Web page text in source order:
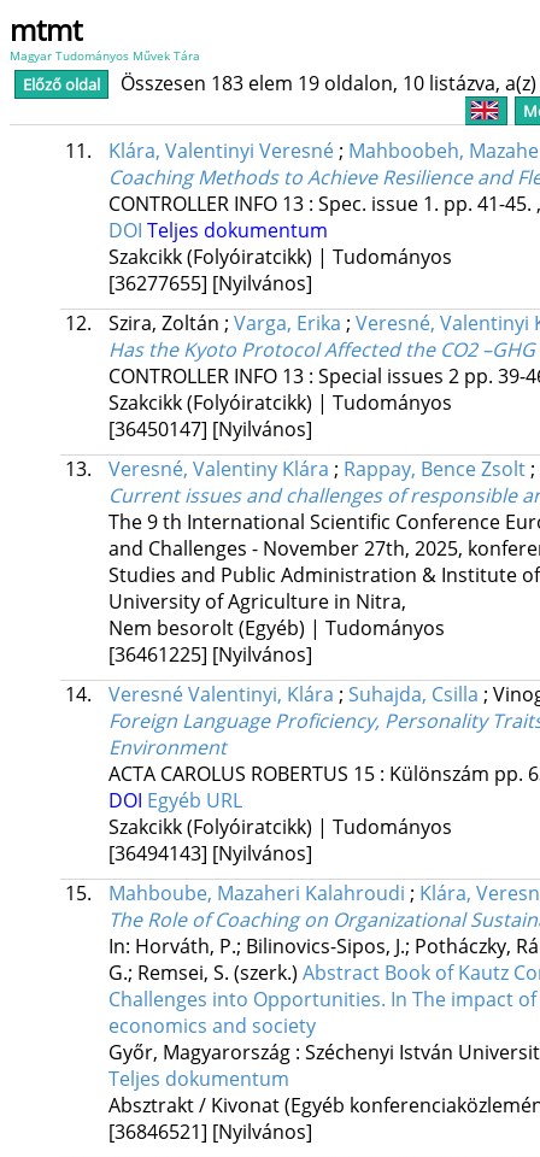
mtmt
Magyar Tudományos Művek Tára
Előző oldal Összesen 183 elem 19 oldalon, 10 listázva,
11. Klára, Valentinyi Veresné; Mahboobeh,
Coaching Methods to Achieve Resilience and
CONTROLLER INFO 13: Spec. issue 1. pp. 41-45.
DOI Teljes dokumentum
Szakcikk (Folyóiratcikk) | Tudományos
[36277655] [Nyilvános]
12.
Szira, Zoltán ; Varga, Erika ; Veresné, Valentinyi
Has the Kyoto Protocol Affected the CO2
CONTROLLER INFO 13: Special issues 2 pp. 39-
Szakcikk (Folyóiratcikk) | Tudományos
[36450147] [Nyilvános]
13.
Veresné, Valentiny Klára ; Rappay, Bence Zsolt;
Current issues and challenges of responsible
The 9 th International Scientific Conference
and Challenges - November 27th, 2025,
Studies and Public Administration & Institute
University of Agriculture in Nitra,
Nem besorolt (Egyéb) | Tudományos
[36461225] [Nyilvános]
14.
Veresné Valentinyi, Klára ; Suhajda, Csilla ;
Foreign Language Proficiency, Personality
Environment
ACTA CAROLUS ROBERTUS 15: Különszám pp.
DOI Egyéb URL
Szakcikk (Folyóiratcikk) | Tudományos
[36494143] [Nyilvános]
15.
Mahboube, Mazaheri Kalahroudi ; Klára,
The Role of Coaching on Organizational
In: Horváth, P.; Bilinovics-Sipos, J.; Potháczky,
G.; Remsei, S. (szerk.) Abstract Book of Kautz
Challenges into Opportunities. In The impact
economics and society
Győr, Magyarország : Széchenyi István
Teljes dokumentum
Absztrakt / Kivonat (Egyéb
[36846521] [Nyilvános]